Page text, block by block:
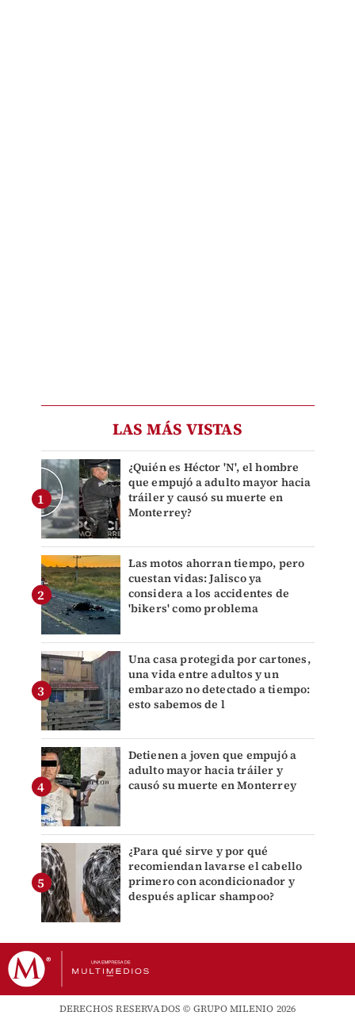
LAS MÁS VISTAS
¿Quién es Héctor 'N', el hombre
que empujó a adulto mayor hacia
tráiler y causó su muerte en
Monterrey?
Las motos ahorran tiempo, pero
cuestan vidas: Jalisco ya
considera a los accidentes de
'bikers' como problema
Una casa protegida por cartones,
una vida entre adultos y un
embarazo no detectado a tiempo:
esto sabemos de l
Detienen a joven que empujó a
adulto mayor hacia tráiler y
causó su muerte en Monterrey
¿Para qué sirve y por qué
recomiendan lavarse el cabello
primero con acondicionador y
después aplicar shampoo?
DERECHOS RESERVADOS © GRUPO MILENIO 2026